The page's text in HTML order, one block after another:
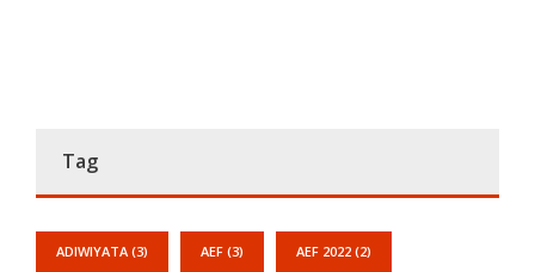
Tag
ADIWIYATA (3) AEF (3) AEF 2022 (2)